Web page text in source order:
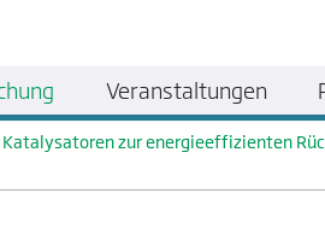
zur energieeffizienten
Veranstaltungen